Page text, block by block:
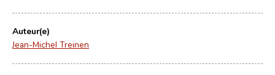
Auteur(e)
Jean-Michel Treinen